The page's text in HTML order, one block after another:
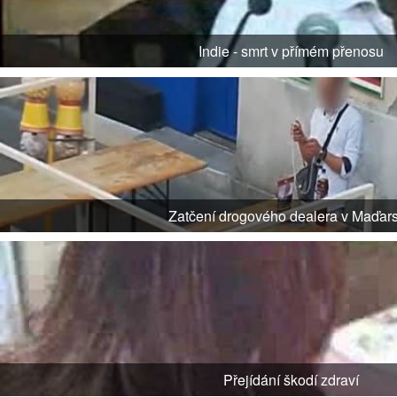
Indie - smrt v přímém přenosu
Zatčení drogového dealera v
Přejídání škodí zdraví